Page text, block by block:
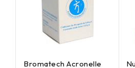
Bromatech Acronelle